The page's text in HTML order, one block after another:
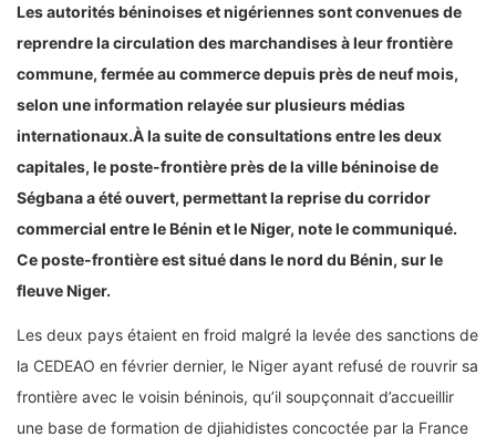
Les autorités béninoises et nigériennes sont convenues de
reprendre la circulation des marchandises à leur frontière
commune, fermée au commerce depuis près de neuf mois,
selon une information relayée sur plusieurs médias
internationaux.À la suite de consultations entre les deux
capitales, le poste-frontière près de la ville béninoise de
Ségbana a été ouvert, permettant la reprise du corridor
commercial entre le Bénin et le Niger, note le communiqué.
Ce poste-frontière est situé dans le nord du Bénin, sur le
fleuve Niger.
Les deux pays étaient en froid malgré la levée des sanctions de
la CEDEAO en février dernier, le Niger ayant refusé de rouvrir sa
frontière avec le voisin béninois, qu’il soupçonnait d’accueillir
une base de formation de djiahidistes concoctée par la France